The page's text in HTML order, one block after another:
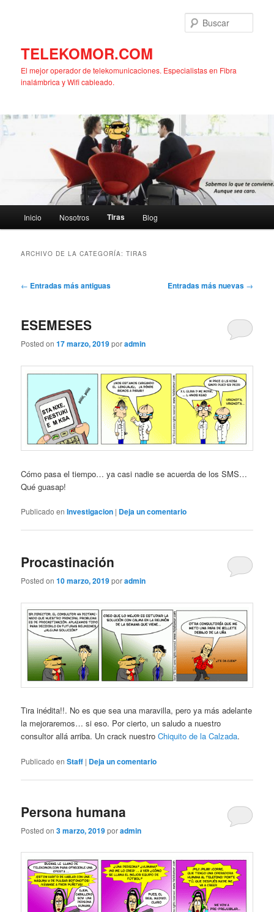
TELEKOMOR.COM
El mejor operador de telekomunicaciones. Especialistas en Fibra
inalámbrica y Wifi cableado.
principal
Inicio Nosotros Tiras Blog
ARCHIVO DE LA CATEGORÍA:TIRAS
Navegación
← Entradas más antiguas Entradas más nuevas →
ESEMESES
Posted on17 marzo, 2019poradmin
Cómo pasa el tiempo… ya casi nadie se acuerda de los SMS…
Qué guasap!
Publicado en Investigacion | Deja un comentario
Procastinación
Posted on10 marzo, 2019poradmin
Tira inédita!!. No es que sea una maravilla, pero ya más adelante
la mejoraremos… si eso. Por cierto, un saludo a nuestro
consultor allá arriba. Un crack nuestroChiquito de la Calzada.
Publicado en Staff | Deja un comentario
Persona humana
Posted on3 marzo, 2019poradmin